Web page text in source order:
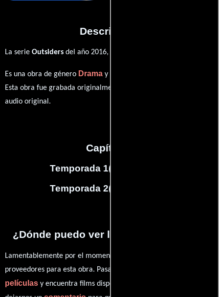
Descripción
La serie Outsiders del año 2016,
Es una obra de género Drama y
Esta obra fue grabada originalmente con dialogos en
audio original.
Capítulos
Temporada 1(
Temporada 2(
¿Dónde puedo ver la series Outsiders?
Lamentablemente por el momento no contamos con enlaces a
proveedores para esta obra. Pasa por nuestro catálogo de
películas y encuentra films disponibles. También puedes